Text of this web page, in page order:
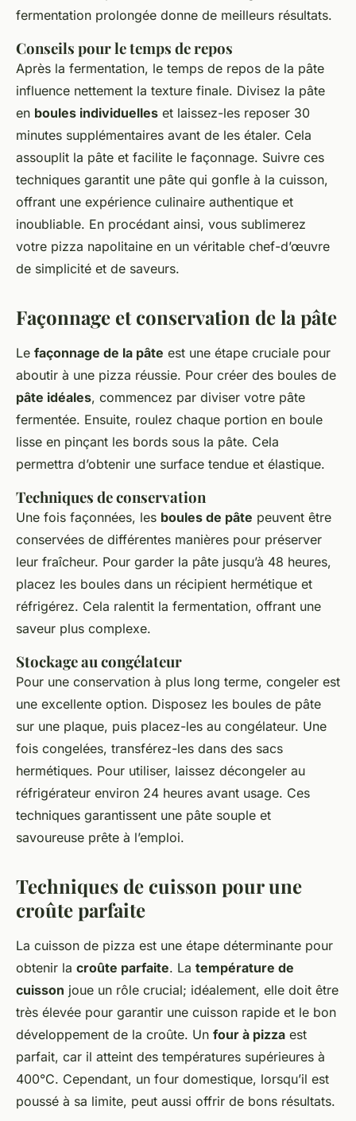
fermentation prolongée donne de meilleurs résultats.
Conseils pour le temps de repos
Après la fermentation, le temps de repos de la pâte
influence nettement la texture finale. Divisez la pâte
en boules individuelles et laissez-les reposer 30
minutes supplémentaires avant de les étaler. Cela
assouplit la pâte et facilite le façonnage. Suivre ces
techniques garantit une pâte qui gonfle à la cuisson,
offrant une expérience culinaire authentique et
inoubliable. En procédant ainsi, vous sublimerez
votre pizza napolitaine en un véritable chef-d’œuvre
de simplicité et de saveurs.
Façonnage et conservation de la pâte
Le façonnage de la pâte est une étape cruciale pour
aboutir à une pizza réussie. Pour créer des boules de
pâte idéales, commencez par diviser votre pâte
fermentée. Ensuite, roulez chaque portion en boule
lisse en pinçant les bords sous la pâte. Cela
permettra d’obtenir une surface tendue et élastique.
Techniques de conservation
Une fois façonnées, les boules de pâte peuvent être
conservées de différentes manières pour préserver
leur fraîcheur. Pour garder la pâte jusqu’à 48 heures,
placez les boules dans un récipient hermétique et
réfrigérez. Cela ralentit la fermentation, offrant une
saveur plus complexe.
Stockage au congélateur
Pour une conservation à plus long terme, congeler est
une excellente option. Disposez les boules de pâte
sur une plaque, puis placez-les au congélateur. Une
fois congelées, transférez-les dans des sacs
hermétiques. Pour utiliser, laissez décongeler au
réfrigérateur environ 24 heures avant usage. Ces
techniques garantissent une pâte souple et
savoureuse prête à l’emploi.
Techniques de cuisson pour une
croûte parfaite
La cuisson de pizza est une étape déterminante pour
obtenir la croûte parfaite. La température de
cuisson joue un rôle crucial; idéalement, elle doit être
très élevée pour garantir une cuisson rapide et le bon
développement de la croûte. Un four à pizza est
parfait, car il atteint des températures supérieures à
400°C. Cependant, un four domestique, lorsqu’il est
poussé à sa limite, peut aussi offrir de bons résultats.